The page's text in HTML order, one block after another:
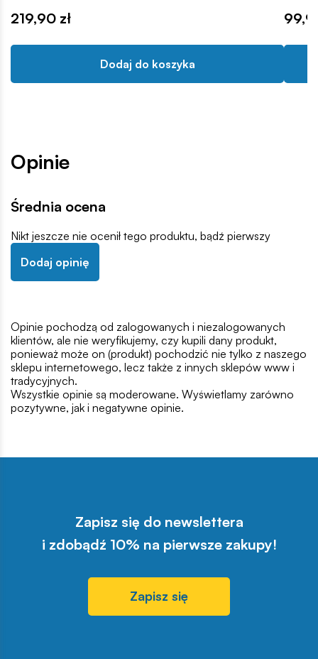
219,90 zł
Dodaj do koszyka
Opinie
Średnia ocena
Nikt jeszcze nie ocenił tego produktu, bądź pierwszy
Dodaj opinię
Opinie pochodzą od zalogowanych i niezalogowanych
klientów, ale nie weryfikujemy, czy kupili dany produkt,
ponieważ może on (produkt) pochodzić nie tylko z naszego
sklepu internetowego, lecz także z innych sklepów www i
tradycyjnych.
Wszystkie opinie są moderowane. Wyświetlamy zarówno
pozytywne, jak i negatywne opinie.
Zapisz się do newslettera
i zdobądź 10% na pierwsze zakupy!
Zapisz się